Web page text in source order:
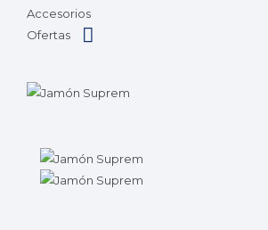
Accesorios
Ofertas